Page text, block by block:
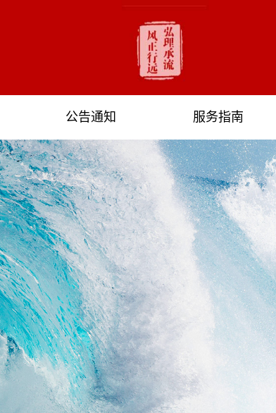
公告通知 服务指南